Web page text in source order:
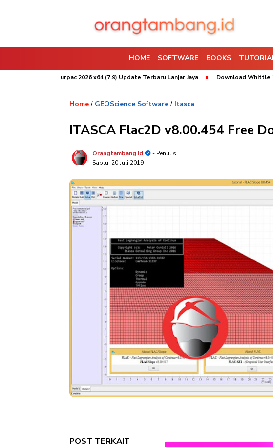
HOME SOFTWARE BOOKS
Surpac 2026 x64 (7.9) Update Terbaru Lanjar Jaya Download Whittle 2022 x64
Home / GEOScience Software / Itasca
ITASCA Flac2D v8.00.454 Free
Orangtambang.id
- Penulis
Sabtu, 20 Juli 2019
POST TERKAIT